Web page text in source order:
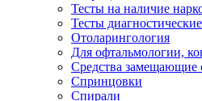
Тесты на наличие
Тесты
Отоларингология
Для офтальмологии,
Средства замещающие
Спринцовки
Спирали